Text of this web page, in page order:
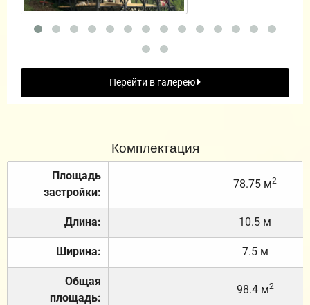
Перейти в галерею
Комплектация
Площадь
застройки:
78.75 м2
Длина: 10.5 м
Ширина: 7.5 м
Общая
площадь:
98.4 м2